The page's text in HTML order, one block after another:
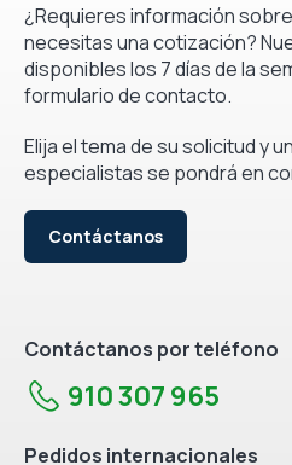
¿Requieres información
necesitas una cotización?
disponibles los 7 días de la
formulario de contacto.
Elija el tema de su solicitud y
especialistas se pondrá en
Contáctanos
Contáctanos por teléfono
910 307 965
Pedidos internacionales